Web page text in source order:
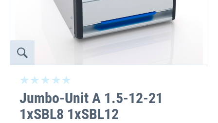
Jumbo-Unit A 1.5-12-21
1xSBL8 1xSBL12